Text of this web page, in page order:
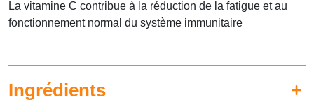
La vitamine C contribue à la réduction de la fatigue et au
fonctionnement normal du système immunitaire
Ingrédients